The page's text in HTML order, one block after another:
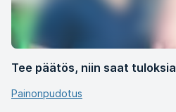
Tee päätös, niin saat tuloksia
Painonpudotus